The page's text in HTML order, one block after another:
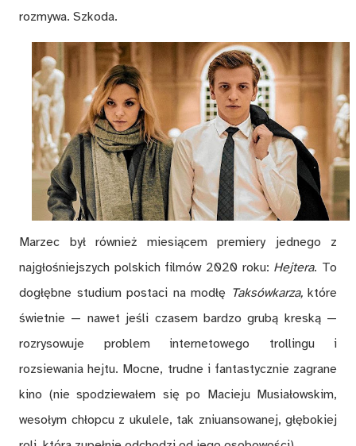
rozmywa. Szkoda.
Marzec był również miesiącem premiery jednego z
najgłośniejszych polskich filmów 2020 roku: Hejtera. To
dogłębne studium postaci na modłę Taksówkarza, które
świetnie — nawet jeśli czasem bardzo grubą kreską —
rozrysowuje problem internetowego trollingu i
rozsiewania hejtu. Mocne, trudne i fantastycznie zagrane
kino (nie spodziewałem się po Macieju Musiałowskim,
wesołym chłopcu z ukulele, tak zniuansowanej, głębokiej